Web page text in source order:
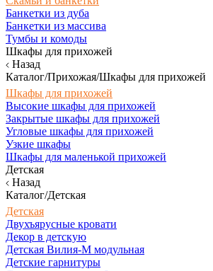
Банкетки из дуба
Банкетки из массива
Тумбы и комоды
Шкафы для прихожей
Назад
Каталог/Прихожая/Шкафы для прихожей
Шкафы для прихожей
Высокие шкафы для прихожей
Закрытые шкафы для прихожей
Угловые шкафы для прихожей
Узкие шкафы
Шкафы для маленькой прихожей
Детская
Назад
Каталог/Детская
Детская
Двухъярусные кровати
Декор в детскую
Детская Вилия-М модульная
Детские гарнитуры